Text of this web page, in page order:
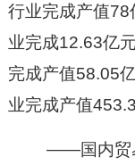
行业完成产值
业完成12.63亿
完成产值58.05
业完成产值
——国内贸